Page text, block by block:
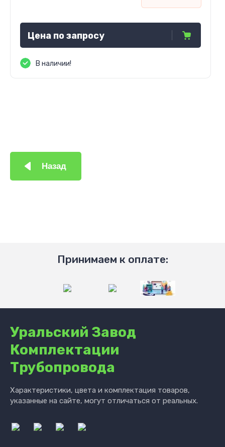
Цена по запросу
В наличии!
Назад
Принимаем к оплате:
Уральский Завод
Комплектации
Трубопровода
Характеристики, цвета и комплектация товаров,
указанные на сайте, могут отличаться от реальных.